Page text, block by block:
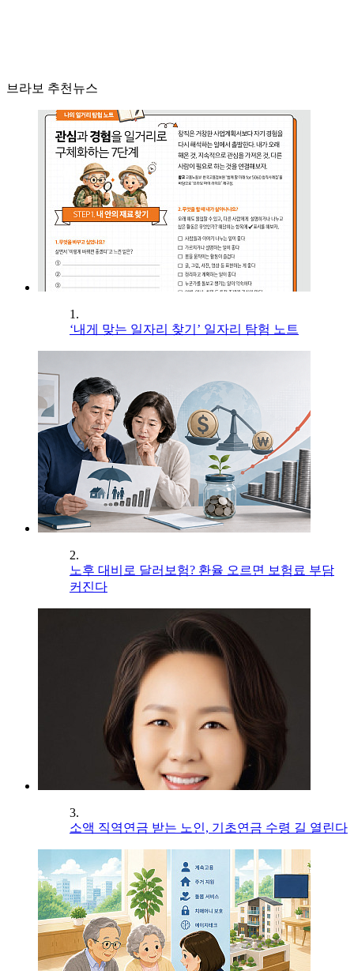
브라보 추천뉴스
1.
‘내게 맞는 일자리 찾기’ 일자리 탐험 노트
2.
노후 대비로 달러보험? 환율 오르면 보험료 부담
커진다
3.
소액 직역연금 받는 노인, 기초연금 수령 길 열린다